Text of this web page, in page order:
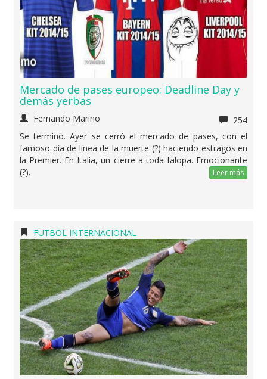
Mercado de pases europeo: Deadline Day y
demás yerbas
Fernando Marino
254
Se terminó. Ayer se cerró el mercado de pases, con el
famoso día de línea de la muerte (?) haciendo estragos en
la Premier. En Italia, un cierre a toda falopa. Emocionante
(?).
Leer más
FUTBOL INTERNACIONAL